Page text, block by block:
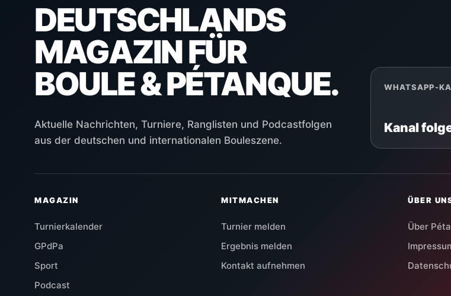
DEUTSCHLANDS
MAGAZIN FÜR
BOULE & PÉTANQUE.
Aktuelle Nachrichten, Turniere, Ranglisten und Podcastfolgen
aus der deutschen und internationalen Bouleszene.
WHATSAPP-
Kanal
MAGAZIN
Turnierkalender
GPdPa
Sport
Podcast
MITMACHEN
Turnier melden
Ergebnis melden
Kontakt aufnehmen
ÜBER
Über